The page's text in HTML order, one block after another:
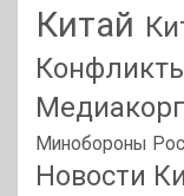
Китай
Минобороны
Новости